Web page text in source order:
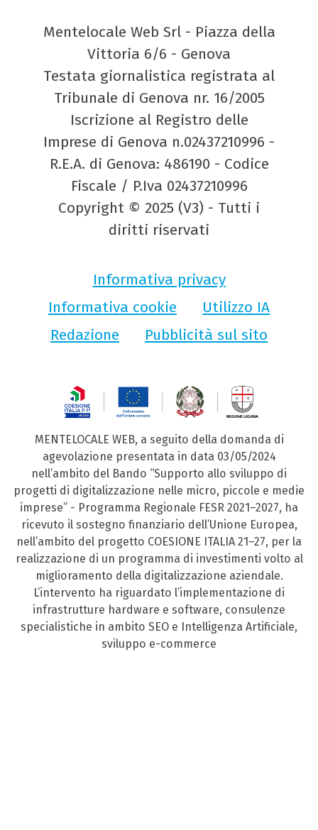
Mentelocale Web Srl - Piazza della
Vittoria 6/6 - Genova
Testata giornalistica registrata al
Tribunale di Genova nr. 16/2005
Iscrizione al Registro delle
Imprese di Genova n.02437210996 -
R.E.A. di Genova: 486190 - Codice
Fiscale / P.Iva 02437210996
Copyright © 2025 (V3) - Tutti i
diritti riservati
Informativa privacy
Informativa cookie
Utilizzo IA
Redazione
Pubblicità sul sito
MENTELOCALE WEB, a seguito della domanda di
agevolazione presentata in data 03/05/2024
nell’ambito del Bando “Supporto allo sviluppo di
progetti di digitalizzazione nelle micro, piccole e medie
imprese” - Programma Regionale FESR 2021–2027, ha
ricevuto il sostegno finanziario dell’Unione Europea,
nell’ambito del progetto COESIONE ITALIA 21–27, per la
realizzazione di un programma di investimenti volto al
miglioramento della digitalizzazione aziendale.
L’intervento ha riguardato l’implementazione di
infrastrutture hardware e software, consulenze
specialistiche in ambito SEO e Intelligenza Artificiale,
sviluppo e-commerce